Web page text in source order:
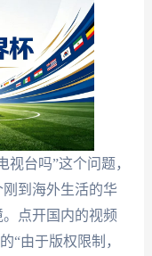
台吗”这个问题，
到海外生活的华
点开国内的视频
“由于版权限制，